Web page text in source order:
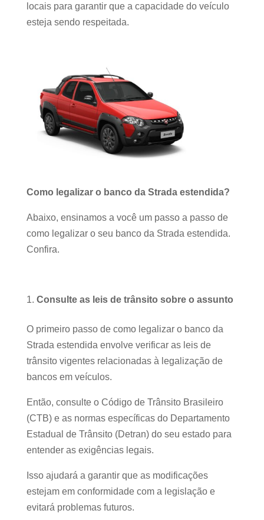
locais para garantir que a capacidade do veículo
esteja sendo respeitada.
Como legalizar o banco da Strada estendida?
Abaixo, ensinamos a você um passo a passo de
como legalizar o seu banco da Strada estendida.
Confira.
Consulte as leis de trânsito sobre o assunto
O primeiro passo de como legalizar o banco da
Strada estendida envolve verificar as leis de
trânsito vigentes relacionadas à legalização de
bancos em veículos.
Então, consulte o Código de Trânsito Brasileiro
(CTB) e as normas específicas do Departamento
Estadual de Trânsito (Detran) do seu estado para
entender as exigências legais.
Isso ajudará a garantir que as modificações
estejam em conformidade com a legislação e
evitará problemas futuros.